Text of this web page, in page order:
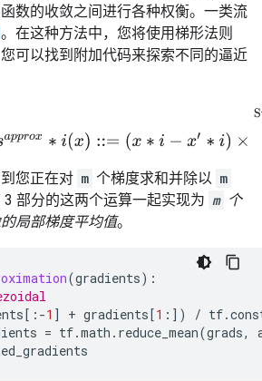
数的收敛之间进行各种权衡。一类流
。在这种方法中，您将使用梯形法则
您可以找到附加代码来探索不同的逼近
Sum m
您正在对 m 个梯度求和并除以 m
部分的这两个运算一起实现为 m 个
局部梯度平均值。
(gradients):
[: -1 ] + gradients [1 :]) / tf.
= tf.math . reduce_mean(grads,